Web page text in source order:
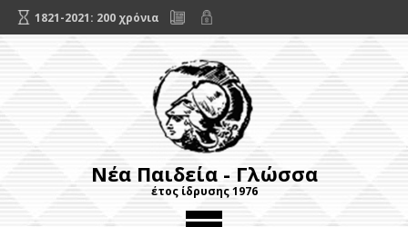
1821-2021: 200 χρόνια
Νέα Παιδεία - Γλώσσα
έτος ίδρυσης 1976